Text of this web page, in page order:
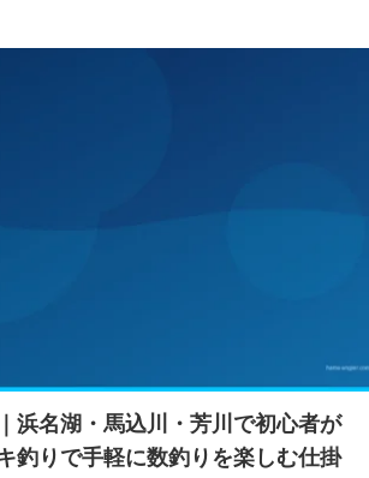
浜名湖・馬込川・芳川で初心者が
釣りで手軽に数釣りを楽しむ仕掛